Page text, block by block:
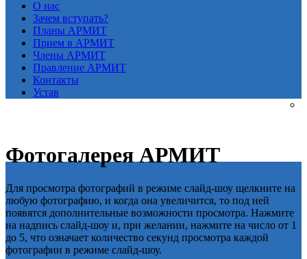
О нас
Зачем вступать?
Планы АРМИТ
Прием в АРМИТ
Члены АРМИТ
Правление АРМИТ
Контакты
Устав
Фотогалерея АРМИТ
Для просмотра фотографий в режиме слайд-шоу щелкните на
любую фотографию, и когда она увеличится, то под ней
появятся дополнительные возможности просмотра. Нажмите
на надпись слайд-шоу и, при желании, нажмите на число от 1
до 5, что означает количество секунд просмотра каждой
фотографии в режиме слайд-шоу.